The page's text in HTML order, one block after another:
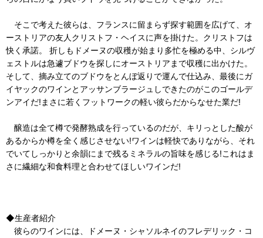
そこで考えた彼らは、フランスに留まらず探す範囲を広げて、オ
ーストリアの友人クリストフ・ヘイスに声を掛けた。クリストフは
快く承諾。 折しもドメーヌの収穫が始まり多忙を極める中、シルヴ
ェストルは急遽ブドウを探しにオーストリアまで収穫に出かけた。
そして、摘み立てのブドウをとんぼ返りで運んで仕込み、最後にガ
イヤックのワインとアッサンブラージュしできたのがこのゴールデ
ンアイだ!まさに若くフットワークの軽い彼らだからなせた業だ!
醸造は全て樽で発酵熟成を行っているのだが、キリっとした酸が
あるからか樽を全く感じさせない!ワインは軽快でありながら、それ
でいてしっかりと余韻にまで残るミネラルの旨味を感じる!これはま
さに繊細な和食料理と合わせてほしいワインだ!
◆生産者紹介
彼らのワインには、ドメーヌ・シャソルネイのフレデリック・コ